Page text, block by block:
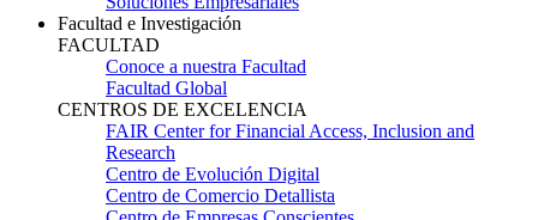
Facultad e Investigación
FACULTAD
Conoce a nuestra Facultad
Facultad Global
CENTROS DE EXCELENCIA
FAIR Center for Financial Access, Inclusion and
Research
Centro de Evolución Digital
Centro de Comercio Detallista